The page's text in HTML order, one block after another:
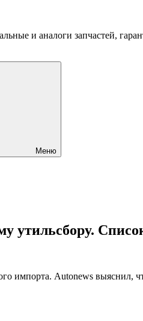
и аналоги запчастей,
Меню
утильсбору.
импорта. Autonews выяснил,